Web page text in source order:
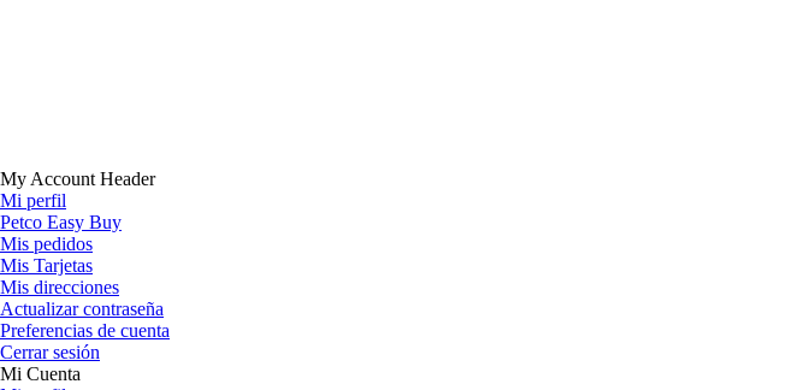
My Account Header
Mi perfil
Petco Easy Buy
Mis pedidos
Mis Tarjetas
Mis direcciones
Actualizar contraseña
Preferencias de cuenta
Cerrar sesión
Mi Cuenta